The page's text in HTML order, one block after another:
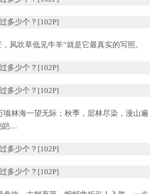
风吹草低见牛羊”就是它最真实的写照。
林海一望无际；秋季，层林尽染，漫山遍
皑…